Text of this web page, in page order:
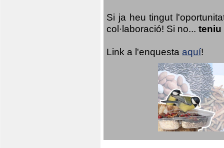
Si ja heu tingut
col·laboració! Si no... teniu
Link a l'enquesta aquí!